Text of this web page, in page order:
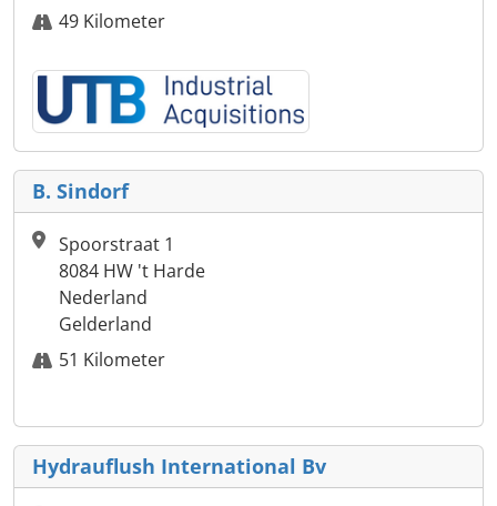
49 Kilometer
B. Sindorf
Spoorstraat 1
8084 HW 't Harde
Nederland
Gelderland
51 Kilometer
Hydrauflush International Bv